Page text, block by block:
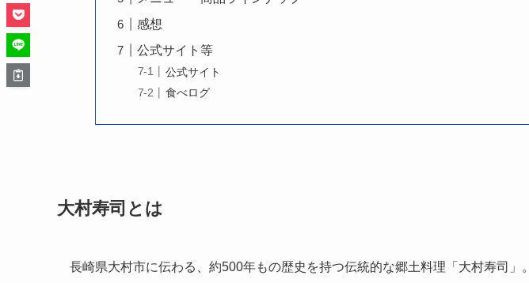
感想
公式サイト等
公式サイト
食べログ
大村寿司とは
長崎県大村市に伝わる、約500年もの歴史を持つ伝統的な郷土料理「大村寿司」。